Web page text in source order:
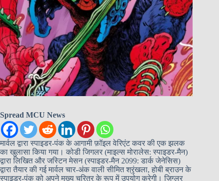
Spread MCU News
मार्वल द्वारा स्पाइडर-पंक के आगामी फ़ॉइल वेरिएंट कवर की एक झलक
का खुलासा किया गया। कोडी जिगलर (माइल्स मोरालेस: स्पाइडर-मैन)
द्वारा लिखित और जस्टिन मेसन (स्पाइडर-मैन 2099: डार्क जेनेसिस)
द्वारा तैयार की गई मार्वल चार-अंक वाली सीमित श्रृंखला, होबी ब्राउन के
स्पाइडर-पंक को अपने मुख्य चरित्र के रूप में उपयोग करेगी। ज़िग्लर